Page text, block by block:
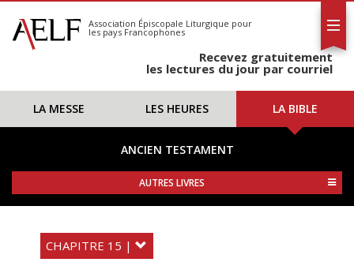
S'abonner
Calendrier
Association Épiscopale Liturgique pour
les pays Francophones
Recevez gratuitement
les lectures du jour par courriel
LA MESSE LES HEURES LA BIBLE
ANCIEN TESTAMENT
AUTRES LIVRES
CHAPITRE 15 |